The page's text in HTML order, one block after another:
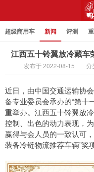
超级商用车 新闻 评测
江西五十铃翼放冷藏车
发布于 2022-08-15 分
近日，由中国交通运输协
备专业委员会承办的“第十
重举办。江西五十铃翼放
控制、出色的动力表现，
赢得与会人员的一致认可
装备冷链物流推荐车辆”奖项